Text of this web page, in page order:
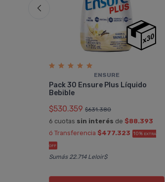
ENSURE
Pack 30 Ensure Plus Lí­quido
Bebible
$530.359 $631.380
6 cuotas sin interés de $88.393
ó Transferencia $477.323 10% EXTRA
OFF
Sumás 22.714 Leloir$